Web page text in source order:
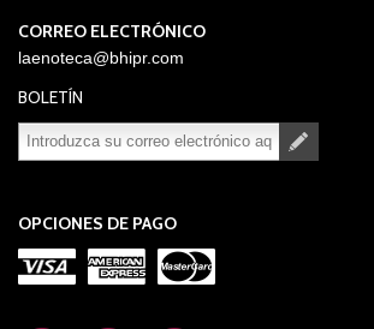
CORREO ELECTRÓNICO
laenoteca@bhipr.com
BOLETÍN
OPCIONES DE PAGO